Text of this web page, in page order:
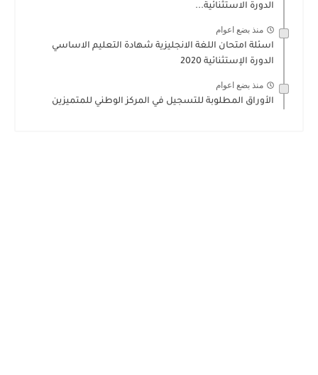
الدورة الاستثنائية...
منذ بضع اعوام
اسئلة امتحان اللغة الانجليزية شهادة التعليم الاساسي
الدورة الإستثنائية 2020
منذ بضع اعوام
الأوراق المطلوبة للتسجيل في المركز الوطني للمتميزين